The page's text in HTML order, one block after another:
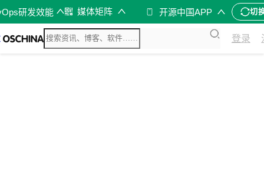
研发效能 媒体矩阵 开源中国APP 切
登录